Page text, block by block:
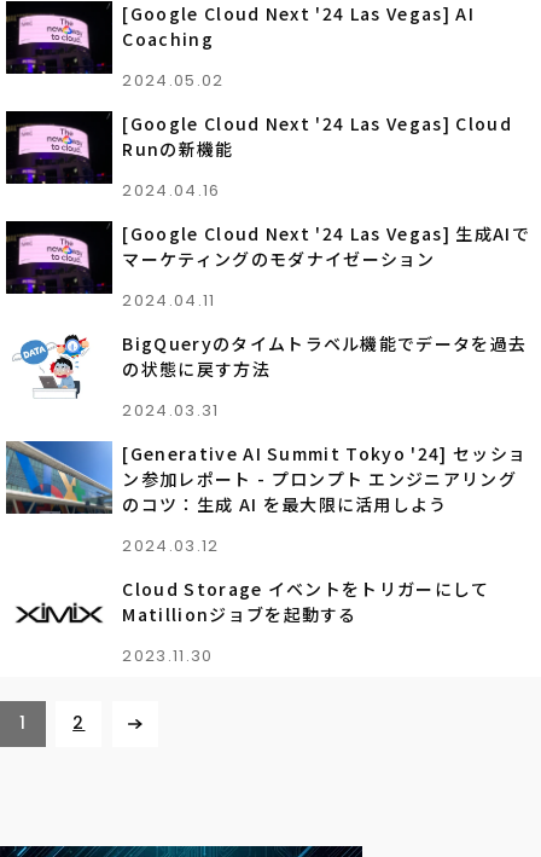
[Google Cloud Next '24 Las Vegas] AI
Coaching
2024.05.02
[Google Cloud Next '24 Las Vegas] Cloud
Runの新機能
2024.04.16
[Google Cloud Next '24 Las Vegas] 生成AIで
マーケティングのモダナイゼーション
2024.04.11
BigQueryのタイムトラベル機能でデータを過去
の状態に戻す方法
2024.03.31
[Generative AI Summit Tokyo '24] セッショ
ン参加レポート - プロンプト エンジニアリング
のコツ：生成 AI を最大限に活用しよう
2024.03.12
Cloud Storage イベントをトリガーにして
Matillionジョブを起動する
2023.11.30
1 2